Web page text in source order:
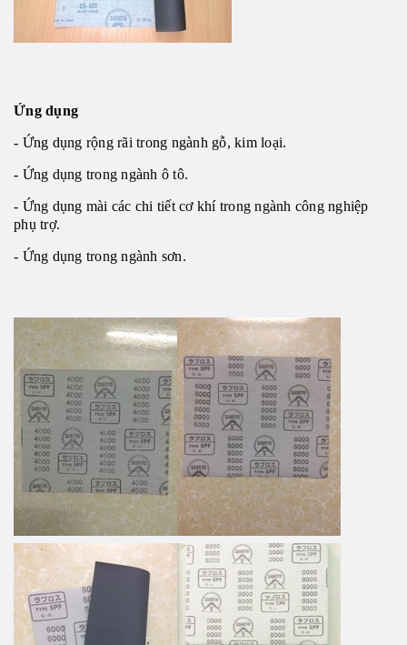
Ứng dụng
- Ứng dụng rộng rãi trong ngành gỗ, kim loại.
- Ứng dụng trong ngành ô tô.
- Ứng dụng mài các chi tiết cơ khí trong ngành công nghiệp
phụ trợ.
- Ứng dụng trong ngành sơn.